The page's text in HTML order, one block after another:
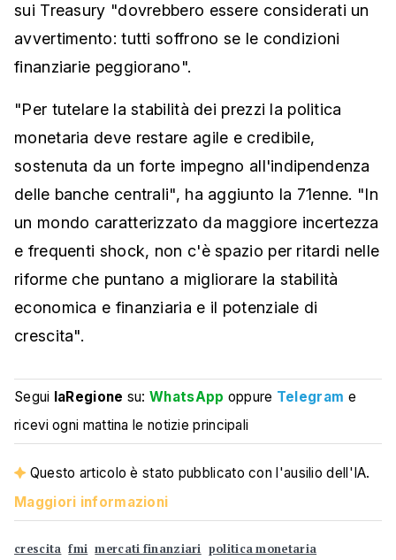
sui Treasury "dovrebbero essere considerati un
avvertimento: tutti soffrono se le condizioni
finanziarie peggiorano".
"Per tutelare la stabilità dei prezzi la politica
monetaria deve restare agile e credibile,
sostenuta da un forte impegno all'indipendenza
delle banche centrali", ha aggiunto la 71enne. "In
un mondo caratterizzato da maggiore incertezza
e frequenti shock, non c'è spazio per ritardi nelle
riforme che puntano a migliorare la stabilità
economica e finanziaria e il potenziale di
crescita".
Segui laRegione su:WhatsApp oppure Telegram e
ricevi ogni mattina le notizie principali
Questo articolo è stato pubblicato con l'ausilio dell'IA.
Maggiori informazioni
crescita fmi mercati finanziari politica monetaria